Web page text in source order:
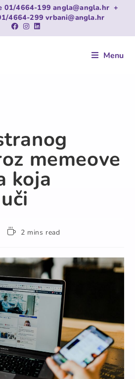
01/4664-199angla@angla.hr +
4664-299vrbani@angla.hr
Menu
memeove
koja
2 mins read